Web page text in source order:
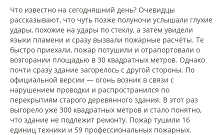
Что известно на сегодняшний день? Очевидцы
рассказывают, что чуть позже полуночи услышали глухие
удары, похожие на удары по стеклу, а затем увидели
языки пламени и сразу вызвали пожарные расчёты. Те
быстро приехали, пожар потушили и отрапортовали о
возгорании площадью в 30 квадратных метров. Однако
почти сразу здание загорелось с другой стороны. По
официальной версии — огонь возник в связи с
нарушением проводки и распространился по
перекрытиям старого деревянного здания. В этот раз
выгорело уже 300 квадратных метров и стало понятно,
что здание не подлежит ремонту. Пожар тушили 16
единиц техники и 59 профессиональных пожарных.